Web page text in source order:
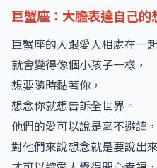
巨蟹座：大膽表達自己的
巨蟹座的人跟愛人相處在一起
就會變得像個小孩子一樣，
想要隨時黏著你，
想念你就想告訴全世界。
他們的愛可以說是毫不避諱，
對他們來說想念就是要說出來